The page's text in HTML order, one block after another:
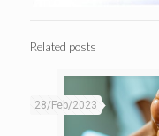
Related posts
28/Feb/2023